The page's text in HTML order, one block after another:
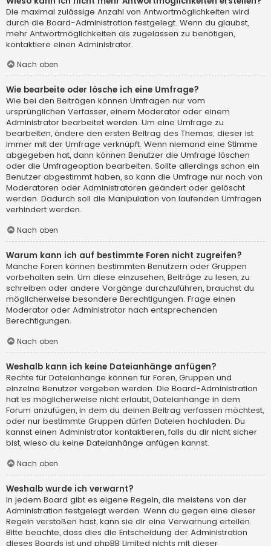
Die maximal zulässige Anzahl von Antwortmöglichkeiten wird
durch die Board-Administration festgelegt. Wenn du glaubst,
mehr Antwortmöglichkeiten als zugelassen zu benötigen,
kontaktiere einen Administrator.
Nach oben
Wie bearbeite oder lösche ich eine Umfrage?
Wie bei den Beiträgen können Umfragen nur vom
ursprünglichen Verfasser, einem Moderator oder einem
Administrator bearbeitet werden. Um eine Umfrage zu
bearbeiten, ändere den ersten Beitrag des Themas; dieser ist
immer mit der Umfrage verknüpft. Wenn niemand eine Stimme
abgegeben hat, dann können Benutzer die Umfrage löschen
oder die Umfrageoption bearbeiten. Sollte allerdings schon ein
Benutzer abgestimmt haben, so kann die Umfrage nur noch von
Moderatoren oder Administratoren geändert oder gelöscht
werden. Dadurch soll die Manipulation von laufenden Umfragen
verhindert werden.
Nach oben
Warum kann ich auf bestimmte Foren nicht zugreifen?
Manche Foren können bestimmten Benutzern oder Gruppen
vorbehalten sein. Um diese einzusehen, Beiträge zu lesen, zu
schreiben oder andere Vorgänge durchzuführen, brauchst du
möglicherweise besondere Berechtigungen. Frage einen
Moderator oder Administrator nach entsprechenden
Berechtigungen.
Nach oben
Weshalb kann ich keine Dateianhänge anfügen?
Rechte für Dateianhänge können für Foren, Gruppen und
einzelne Benutzer vergeben werden. Die Board-Administration
hat es möglicherweise nicht erlaubt, Dateianhänge in dem
Forum anzufügen, in dem du deinen Beitrag verfassen möchtest,
oder nur bestimmte Gruppen dürfen Dateien hochladen. Du
kannst einen Administrator kontaktieren, falls du dir nicht sicher
bist, wieso du keine Dateianhänge anfügen kannst.
Nach oben
Weshalb wurde ich verwarnt?
In jedem Board gibt es eigene Regeln, die meistens von der
Administration festgelegt werden. Wenn du gegen eine dieser
Regeln verstoßen hast, kann sie dir eine Verwarnung erteilen.
Bitte beachte, dass dies die Entscheidung der Administration
dieses Boards ist und phpBB Limited nichts mit dieser